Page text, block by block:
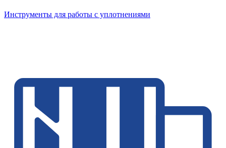
Инструменты для работы с уплотнениями